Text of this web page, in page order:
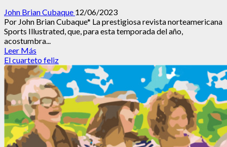
John Brian Cubaque 12/06/2023
Por John Brian Cubaque* La prestigiosa revista norteamericana
Sports Illustrated, que, para esta temporada del año,
acostumbra...
Leer Más
más
acerca
de
Martha
Stewart:
Diva
a
los
81
El cuarteto feliz